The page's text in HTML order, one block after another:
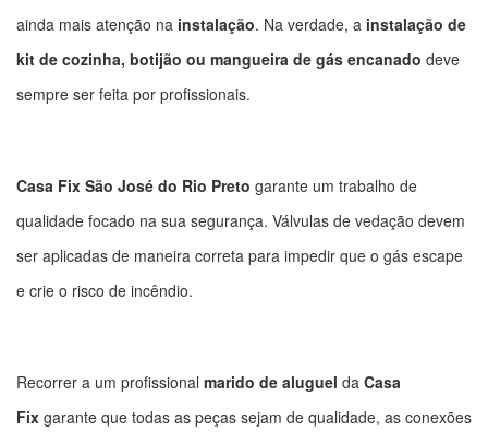
ainda mais atenção na instalação. Na verdade, a instalação de
kit de cozinha, botijão ou mangueira de gás encanado deve
sempre ser feita por profissionais.
Casa Fix São José do Rio Preto garante um trabalho de
qualidade focado na sua segurança. Válvulas de vedação devem
ser aplicadas de maneira correta para impedir que o gás escape
e crie o risco de incêndio.
Recorrer a um profissional marido de aluguel da Casa
Fix garante que todas as peças sejam de qualidade, as conexões